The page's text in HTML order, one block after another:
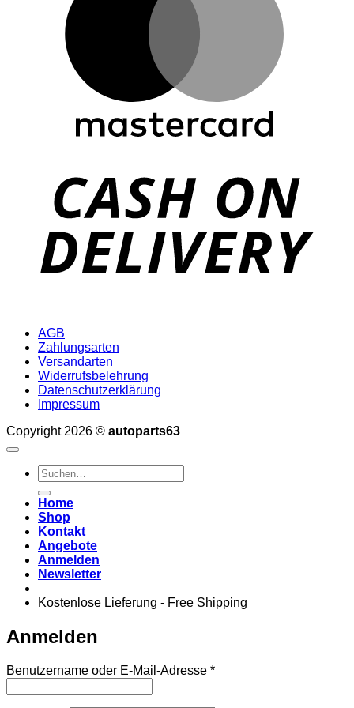
AGB
Zahlungsarten
Versandarten
Widerrufsbelehrung
Datenschutzerklärung
Impressum
Copyright 2026 © autoparts63
Suchen
nach:
Home
Shop
Kontakt
Angebote
Anmelden
Newsletter
Kostenlose Lieferung - Free Shipping
Anmelden
Benutzername oder E-Mail-Adresse *Erforderlich